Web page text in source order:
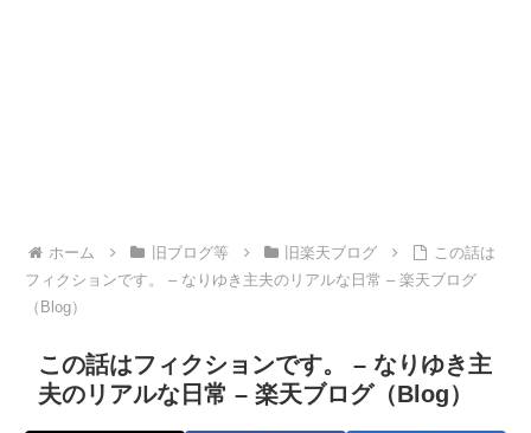
ホーム 旧ブログ等 旧楽天ブログ
この話は
フィクションです。 – なりゆき主夫のリアルな日常 – 楽天ブログ
（Blog）
この話はフィクションです。 – なりゆき主
夫のリアルな日常 – 楽天ブログ（Blog）